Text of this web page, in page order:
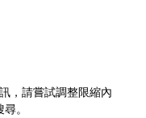
，請嘗試調整限縮內
。